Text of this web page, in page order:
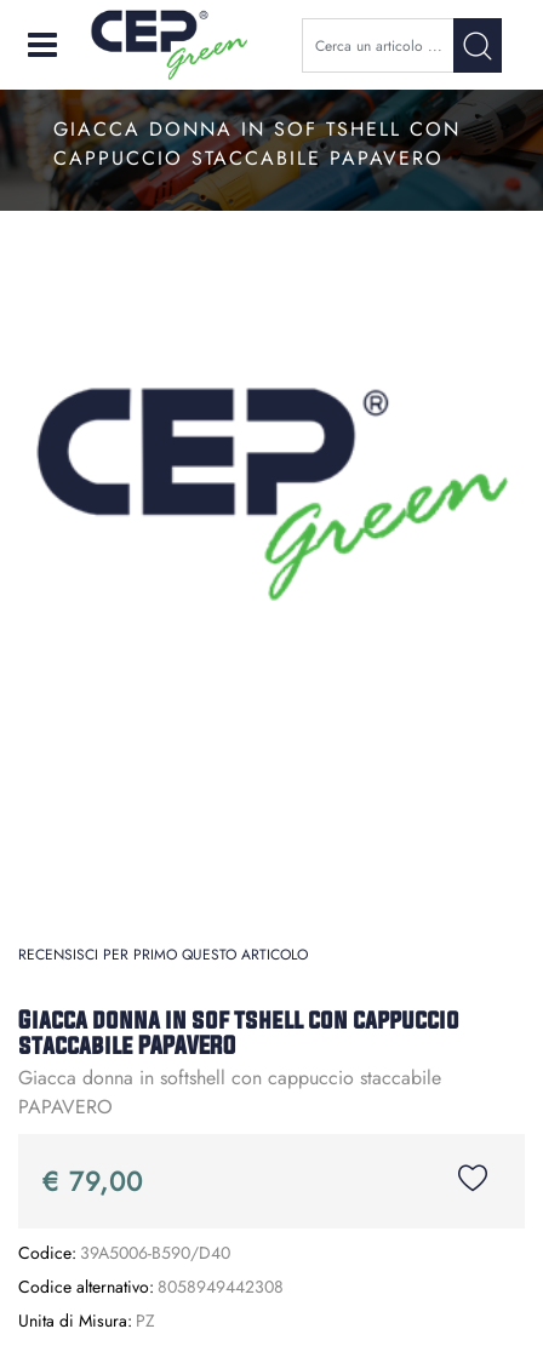
Open
GIACCA DONNA IN SOF TSHELL CON
CAPPUCCIO STACCABILE PAPAVERO
RECENSISCI PER PRIMO QUESTO ARTICOLO
Giacca donna in sof tshell con cappuccio
staccabile PAPAVERO
Giacca donna in softshell con cappuccio staccabile
PAPAVERO
€ 79,00
Codice: 39A5006-B590/D40
Codice alternativo: 8058949442308
Unita di Misura: PZ